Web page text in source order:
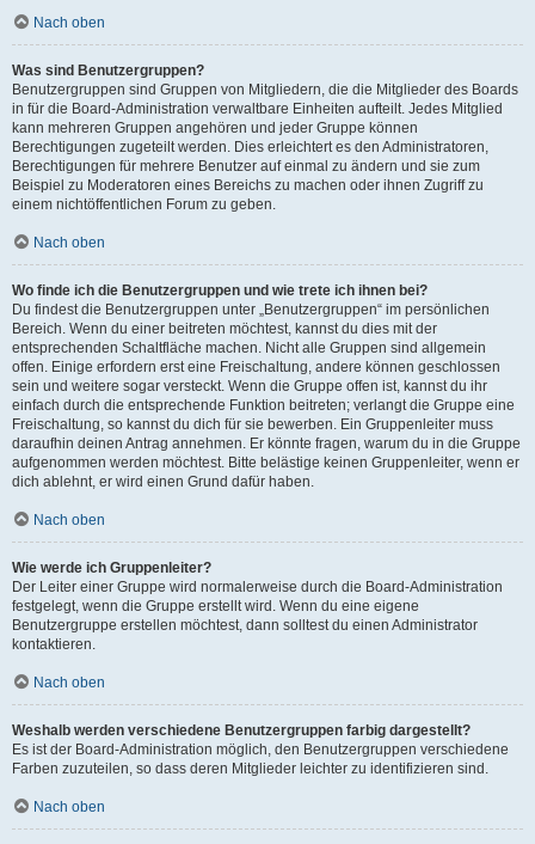
Nach oben
Was sind Benutzergruppen?
Benutzergruppen sind Gruppen von Mitgliedern, die die Mitglieder des Boards
in für die Board-Administration verwaltbare Einheiten aufteilt. Jedes Mitglied
kann mehreren Gruppen angehören und jeder Gruppe können
Berechtigungen zugeteilt werden. Dies erleichtert es den Administratoren,
Berechtigungen für mehrere Benutzer auf einmal zu ändern und sie zum
Beispiel zu Moderatoren eines Bereichs zu machen oder ihnen Zugriff zu
einem nichtöffentlichen Forum zu geben.
Nach oben
Wo finde ich die Benutzergruppen und wie trete ich ihnen bei?
Du findest die Benutzergruppen unter „Benutzergruppen“ im persönlichen
Bereich. Wenn du einer beitreten möchtest, kannst du dies mit der
entsprechenden Schaltfläche machen. Nicht alle Gruppen sind allgemein
offen. Einige erfordern erst eine Freischaltung, andere können geschlossen
sein und weitere sogar versteckt. Wenn die Gruppe offen ist, kannst du ihr
einfach durch die entsprechende Funktion beitreten; verlangt die Gruppe eine
Freischaltung, so kannst du dich für sie bewerben. Ein Gruppenleiter muss
daraufhin deinen Antrag annehmen. Er könnte fragen, warum du in die Gruppe
aufgenommen werden möchtest. Bitte belästige keinen Gruppenleiter, wenn er
dich ablehnt, er wird einen Grund dafür haben.
Nach oben
Wie werde ich Gruppenleiter?
Der Leiter einer Gruppe wird normalerweise durch die Board-Administration
festgelegt, wenn die Gruppe erstellt wird. Wenn du eine eigene
Benutzergruppe erstellen möchtest, dann solltest du einen Administrator
kontaktieren.
Nach oben
Weshalb werden verschiedene Benutzergruppen farbig dargestellt?
Es ist der Board-Administration möglich, den Benutzergruppen verschiedene
Farben zuzuteilen, so dass deren Mitglieder leichter zu identifizieren sind.
Nach oben